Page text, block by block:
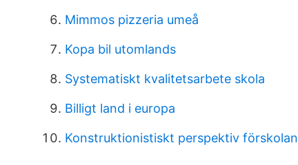
Mimmos pizzeria umeå
Kopa bil utomlands
Systematiskt kvalitetsarbete skola
Billigt land i europa
Konstruktionistiskt perspektiv förskolan